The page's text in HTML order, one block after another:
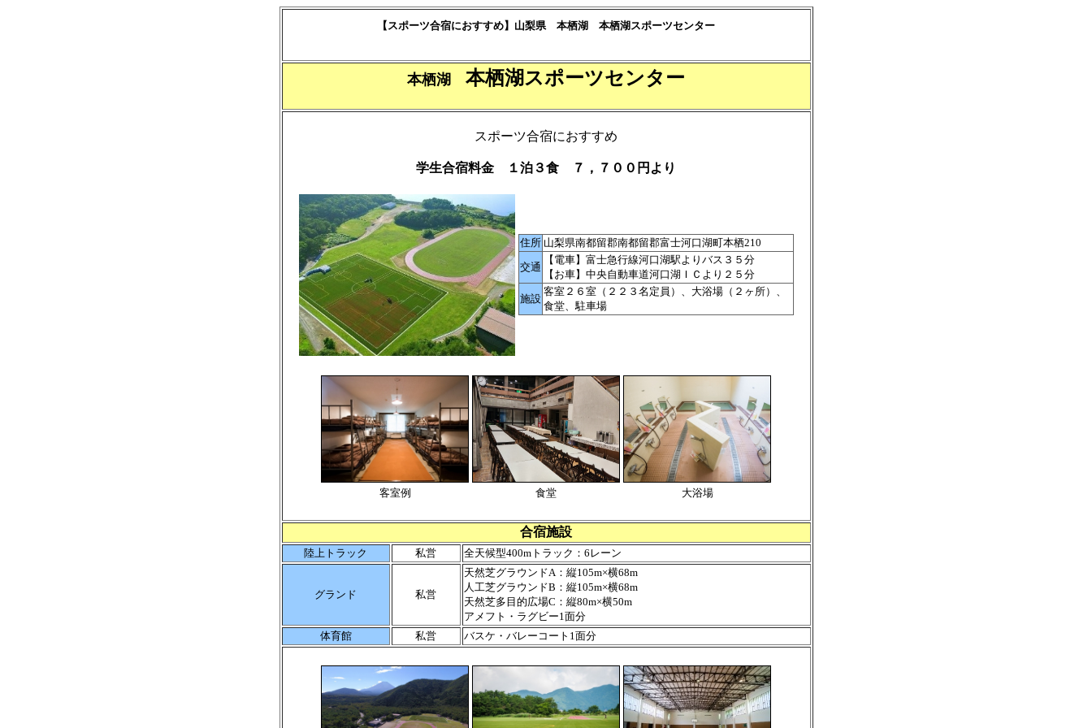
【スポーツ合宿におすすめ】山梨県 本栖湖 本栖湖スポーツセンター
本栖湖 本栖湖スポーツセンター
スポーツ合宿におすすめ
学生合宿料金 １泊３食 ７，７００円より
住所 山梨県南都留郡南都留郡富士河口湖町本栖210
交通
【電車】富士急行線河口湖駅よりバス３５分
【お車】中央自動車道河口湖ＩＣより２５分
施設
客室２６室（２２３名定員）、大浴場（２ヶ所）、
食堂、駐車場
客室例 食堂 大浴場
合宿施設
陸上トラック 私営 全天候型400mトラック：6レーン
グランド 私営
天然芝グラウンドA：縦105m×横68m
人工芝グラウンドB：縦105m×横68m
天然芝多目的広場C：縦80m×横50m
アメフト・ラグビー1面分
体育館
私営 バスケ・バレーコート1面分